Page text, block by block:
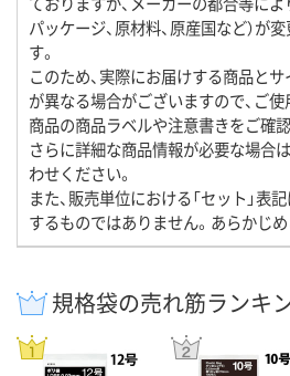
パッケージ、原材料、原産国など）が
す。
このため、実際にお届けする商品と
が異なる場合がございますので、ご
商品の商品ラベルや注意書きをご確認
さらに詳細な商品情報が必要な場合
わせください。
また、販売単位における「セット」表
するものではありません。あらかじめ
規格袋の売れ筋ランキ